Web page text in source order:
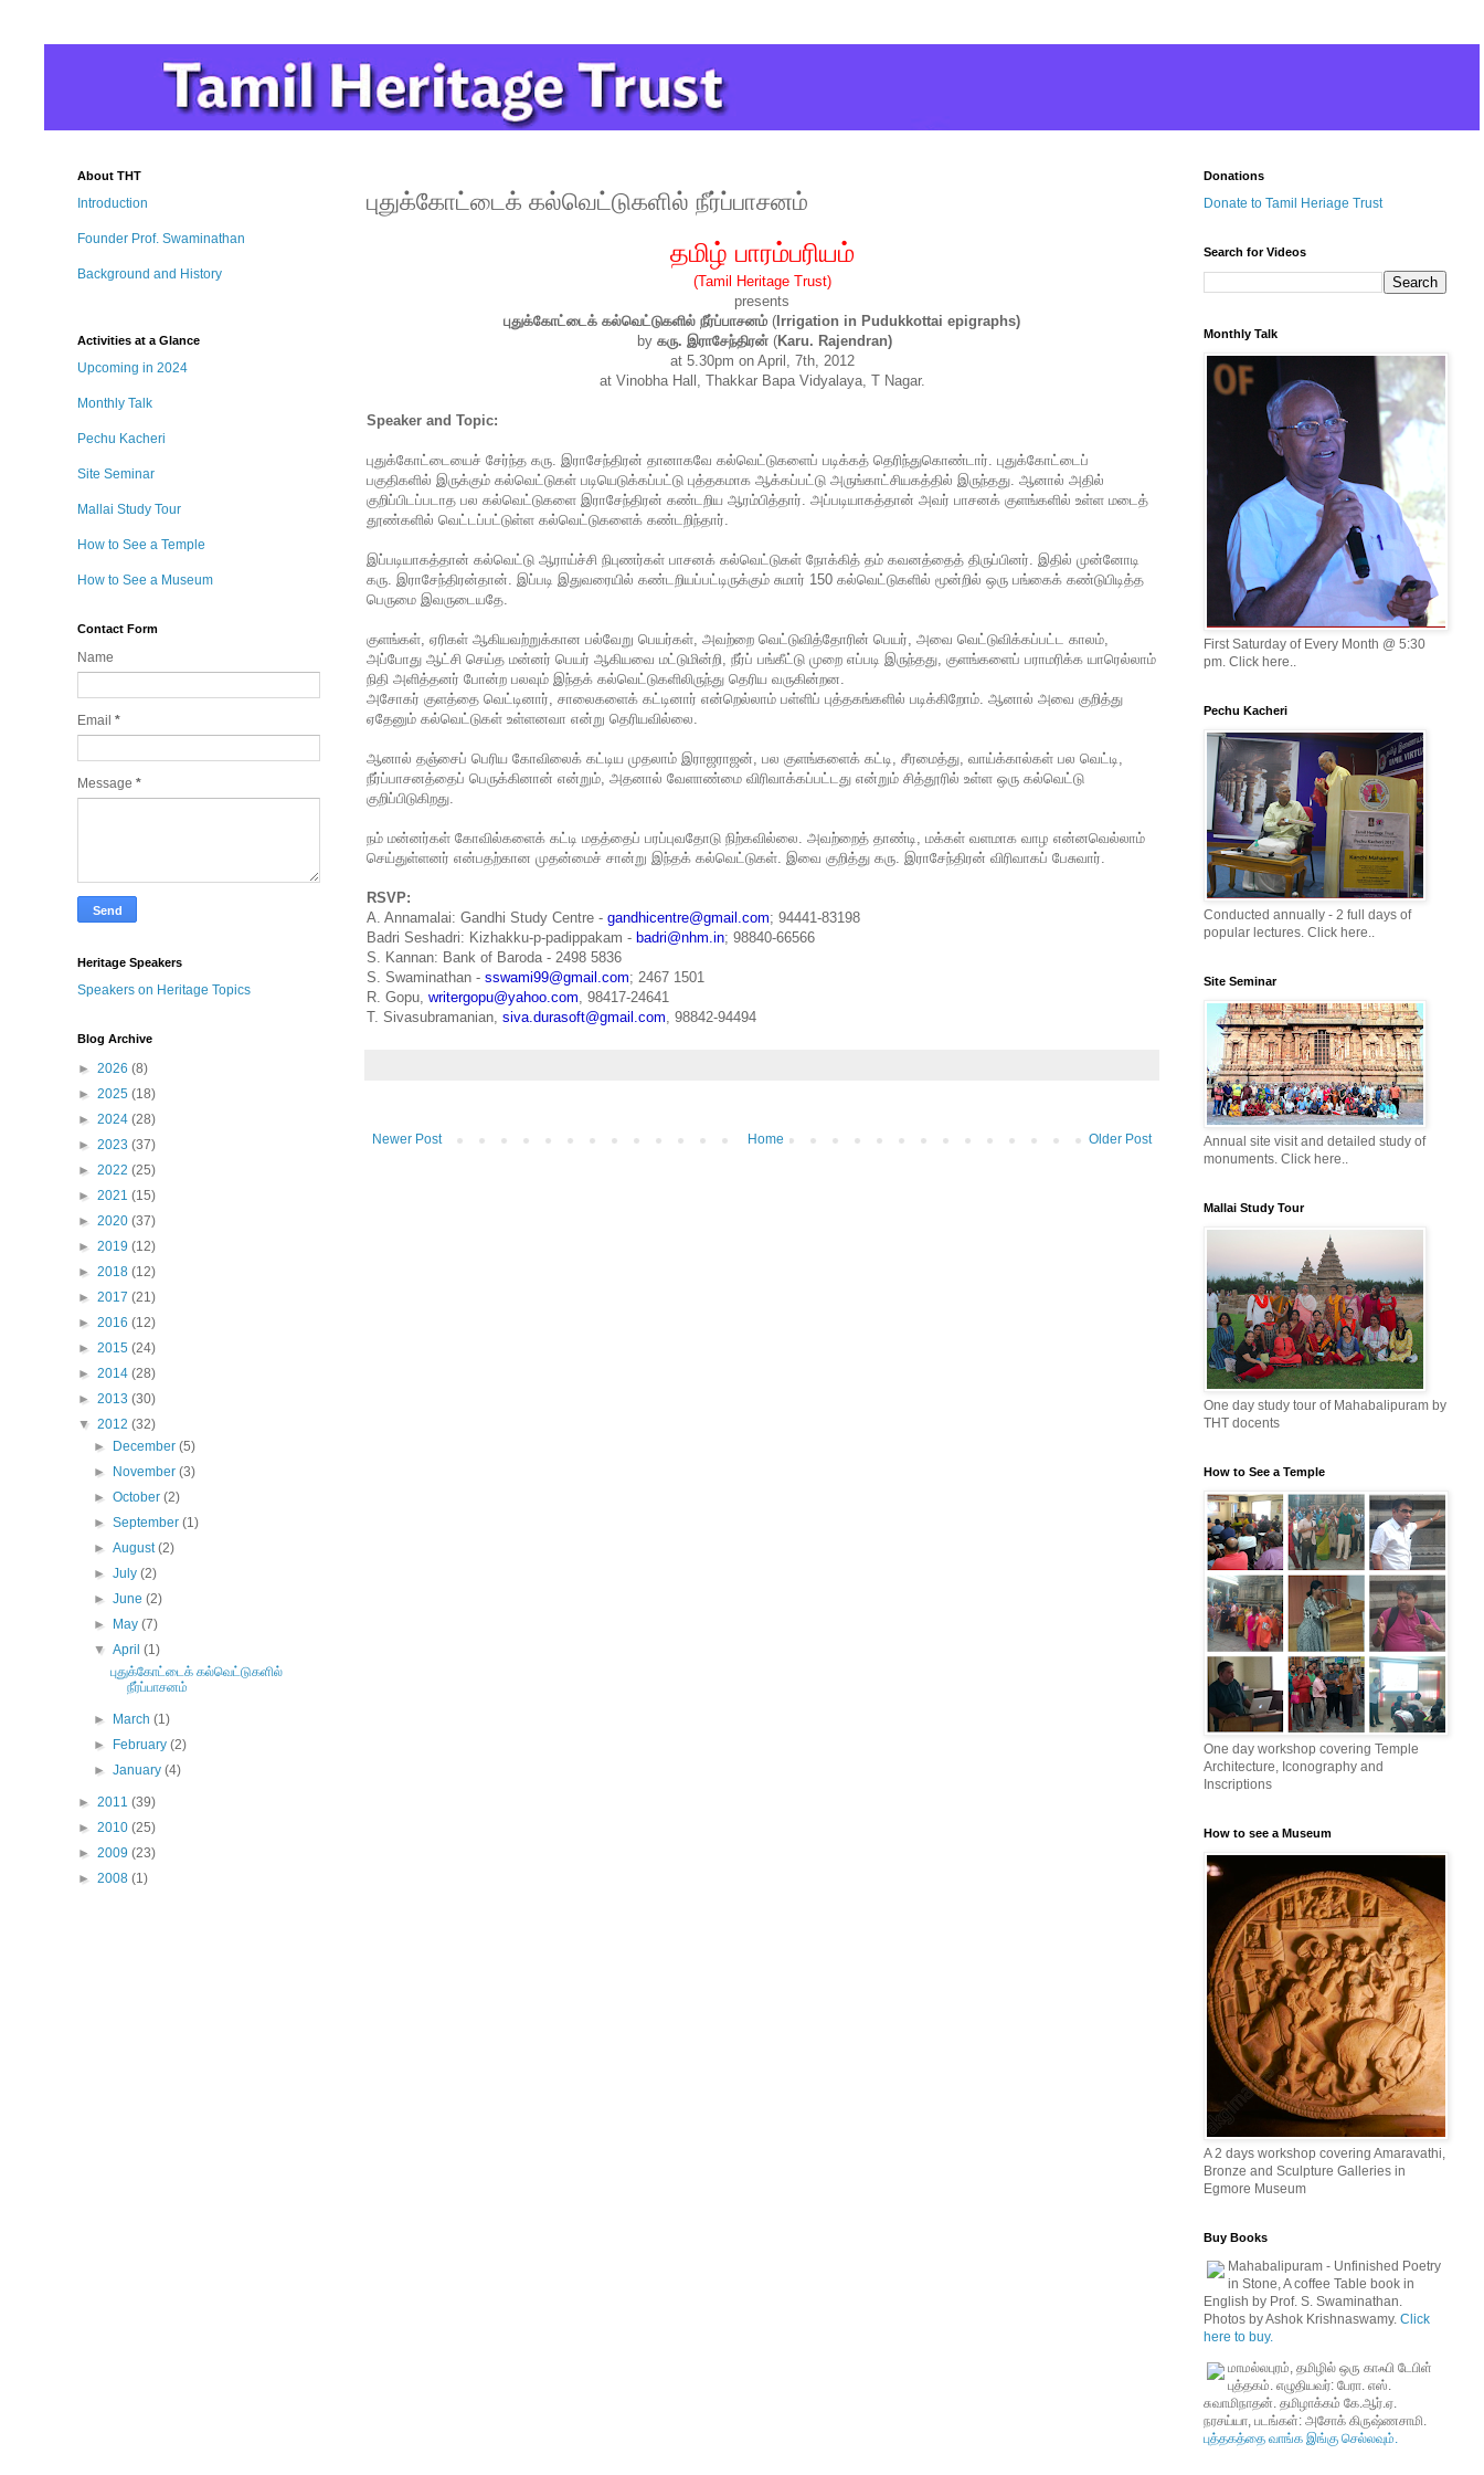
புதுக்கோட்டைக் கல்வெட்டுகளில் நீர்ப்பாசனம்
தமிழ் பாரம்பரியம்
(Tamil Heritage Trust)
presents
புதுக்கோட்டைக் கல்வெட்டுகளில் நீர்ப்பாசனம் (Irrigation in Pudukkottai epigraphs)
by கரு. இராசேந்திரன்(Karu. Rajendran)
at 5.30pm on April, 7th, 2012
at Vinobha Hall, Thakkar Bapa Vidyalaya, T Nagar.
Speaker and Topic:
புதுக்கோட்டையைச் சேர்ந்த கரு. இராசேந்திரன் தானாகவே கல்வெட்டுகளைப் படிக்கத் தெரிந்துகொண்டார். புதுக்கோட்டைப்
பகுதிகளில் இருக்கும் கல்வெட்டுகள் படியெடுக்கப்பட்டு புத்தகமாக ஆக்கப்பட்டு அருங்காட்சியகத்தில் இருந்தது. ஆனால் அதில்
குறிப்பிடப்படாத பல கல்வெட்டுகளை இராசேந்திரன் கண்டறிய ஆரம்பித்தார். அப்படியாகத்தான் அவர் பாசனக் குளங்களில் உள்ள மடைத்
தூண்களில் வெட்டப்பட்டுள்ள கல்வெட்டுகளைக் கண்டறிந்தார்.
இப்படியாகத்தான் கல்வெட்டு ஆராய்ச்சி நிபுணர்கள் பாசனக் கல்வெட்டுகள் நோக்கித் தம் கவனத்தைத் திருப்பினர். இதில் முன்னோடி
கரு. இராசேந்திரன்தான். இப்படி இதுவரையில் கண்டறியப்பட்டிருக்கும் சுமார் 150 கல்வெட்டுகளில் மூன்றில் ஒரு பங்கைக் கண்டுபிடித்த
பெருமை இவருடையதே.
குளங்கள், ஏரிகள் ஆகியவற்றுக்கான பல்வேறு பெயர்கள், அவற்றை வெட்டுவித்தோரின் பெயர், அவை வெட்டுவிக்கப்பட்ட காலம்,
அப்போது ஆட்சி செய்த மன்னர் பெயர் ஆகியவை மட்டுமின்றி, நீர்ப் பங்கீட்டு முறை எப்படி இருந்தது, குளங்களைப் பராமரிக்க யாரெல்லாம்
நிதி அளித்தனர் போன்ற பலவும் இந்தக் கல்வெட்டுகளிலிருந்து தெரிய வருகின்றன.
அசோகர் குளத்தை வெட்டினார், சாலைகளைக் கட்டினார் என்றெல்லாம் பள்ளிப் புத்தகங்களில் படிக்கிறோம். ஆனால் அவை குறித்து
ஏதேனும் கல்வெட்டுகள் உள்ளனவா என்று தெரியவில்லை.
ஆனால் தஞ்சைப் பெரிய கோவிலைக் கட்டிய முதலாம் இராஜராஜன், பல குளங்களைக் கட்டி, சீரமைத்து, வாய்க்கால்கள் பல வெட்டி,
நீர்ப்பாசனத்தைப் பெருக்கினான் என்றும், அதனால் வேளாண்மை விரிவாக்கப்பட்டது என்றும் சித்தூரில் உள்ள ஒரு கல்வெட்டு
குறிப்பிடுகிறது.
நம் மன்னர்கள் கோவில்களைக் கட்டி மதத்தைப் பரப்புவதோடு நிற்கவில்லை. அவற்றைத் தாண்டி, மக்கள் வளமாக வாழ என்னவெல்லாம்
செய்துள்ளனர் என்பதற்கான முதன்மைச் சான்று இந்தக் கல்வெட்டுகள். இவை குறித்து கரு. இராசேந்திரன் விரிவாகப் பேசுவார்.
RSVP:
A. Annamalai: Gandhi Study Centre - gandhicentre@gmail.com; 94441-83198
Badri Seshadri: Kizhakku-p-padippakam - badri@nhm.in; 98840-66566
S. Kannan: Bank of Baroda - 2498 5836
S. Swaminathan - sswami99@gmail.com; 2467 1501
R. Gopu, writergopu@yahoo.com , 98417-24641
T. Sivasubramanian, siva.durasoft@gmail.com , 98842-94494
Newer Post Older Post
Home
About THT
Introduction
Founder Prof. Swaminathan
Background and History
Activities at a Glance
Upcoming in 2024
Monthly Talk
Pechu Kacheri
Site Seminar
Mallai Study Tour
How to See a Temple
How to See a Museum
Contact Form
Name
Email *
Message *
Heritage Speakers
Speakers on Heritage Topics
Blog Archive
► 2026 (8)
► 2025 (18)
► 2024 (28)
► 2023 (37)
► 2022 (25)
► 2021 (15)
► 2020 (37)
► 2019 (12)
► 2018 (12)
► 2017 (21)
► 2016 (12)
► 2015 (24)
► 2014 (28)
► 2013 (30)
▼ 2012 (32)
►
December(5)
►
November(3)
►October(2)
►September(1)
►August(2)
►July(2)
►June(2)
►
May(7)
▼April(1)
புதுக்கோட்டைக் கல்வெட்டுகளில்
நீர்ப்பாசனம்
► March(1)
►
February(2)
►January(4)
► 2011 (39)
► 2010 (25)
► 2009 (23)
► 2008 (1)
Donations
Donate to Tamil Heriage Trust
Search for Videos
Monthly Talk
First Saturday of Every Month @ 5:30
pm. Click here..
Pechu Kacheri
Conducted annually - 2 full days of
popular lectures. Click here..
Site Seminar
Annual site visit and detailed study of
monuments. Click here..
Mallai Study Tour
One day study tour of Mahabalipuram by
THT docents
How to See a Temple
One day workshop covering Temple
Architecture, Iconography and
Inscriptions
How to see a Museum
A 2 days workshop covering Amaravathi,
Bronze and Sculpture Galleries in
Egmore Museum
Buy Books
Mahabalipuram - Unfinished Poetry
in Stone, A coffee Table book in
English by Prof. S. Swaminathan.
Photos by Ashok Krishnaswamy. Click
here to buy.
மாமல்லபுரம், தமிழில் ஒரு காஃபி டேபிள்
புத்தகம். எழுதியவர்: பேரா. எஸ்.
சுவாமிநாதன். தமிழாக்கம் கே.ஆர்.ஏ.
நரசய்யா, படங்கள்: அசோக் கிருஷ்ணசாமி.
புத்தகத்தை வாங்க இங்கு செல்லவும்.